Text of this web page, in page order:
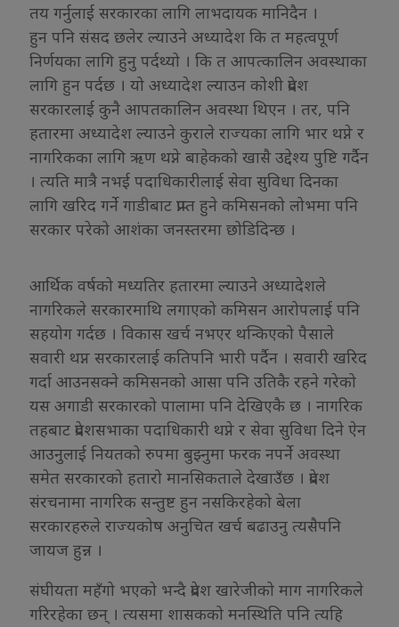
तय गर्नुलाई सरकारका लागि लाभदायक मानिदैन ।
हुन पनि संसद छलेर ल्याउने अध्यादेश कि त महत्वपूर्ण
निर्णयका लागि हुनु पर्दथ्यो । कि त आपत्कालिन अवस्थाका
लागि हुन पर्दछ । यो अध्यादेश ल्याउन कोशी प्रदेश
सरकारलाई कुनै आपतकालिन अवस्था थिएन । तर, पनि
हतारमा अध्यादेश ल्याउने कुराले राज्यका लागि भार थप्ने र
नागरिकका लागि ऋण थप्ने बाहेकको खासै उद्देश्य पुष्टि गर्दैन
। त्यति मात्रै नभई पदाधिकारीलाई सेवा सुविधा दिनका
लागि खरिद गर्ने गाडीबाट प्राप्त हुने कमिसनको लोभमा पनि
सरकार परेको आशंका जनस्तरमा छोडिदिन्छ ।
आर्थिक वर्षको मध्यतिर हतारमा ल्याउने अध्यादेशले
नागरिकले सरकारमाथि लगाएको कमिसन आरोपलाई पनि
सहयोग गर्दछ । विकास खर्च नभएर थन्किएको पैसाले
सवारी थप्न सरकारलाई कतिपनि भारी पर्दैन । सवारी खरिद
गर्दा आउनसक्ने कमिसनको आसा पनि उतिकै रहने गरेको
यस अगाडी सरकारको पालामा पनि देखिएकै छ । नागरिक
तहबाट प्रदेशसभाका पदाधिकारी थप्ने र सेवा सुविधा दिने ऐन
आउनुलाई नियतको रुपमा बुझ्नुमा फरक नपर्ने अवस्था
समेत सरकारको हतारो मानसिकताले देखाउँछ । प्रदेश
संरचनामा नागरिक सन्तुष्ट हुन नसकिरहेको बेला
सरकारहरुले राज्यकोष अनुचित खर्च बढाउनु त्यसैपनि
जायज हुन्न ।
संघीयता महँगो भएको भन्दै प्रदेश खारेजीको माग नागरिकले
गरिरहेका छन् । त्यसमा शासकको मनस्थिति पनि त्यहि